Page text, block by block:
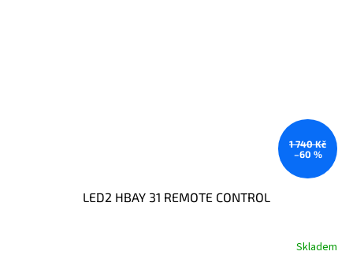
1 740 Kč
–60 %
LED2 HBAY 31 REMOTE CONTROL
Skladem